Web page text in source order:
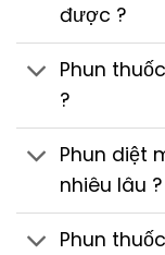
được ?
Phun
?
Phun diệt
nhiêu lâu ?
Phun